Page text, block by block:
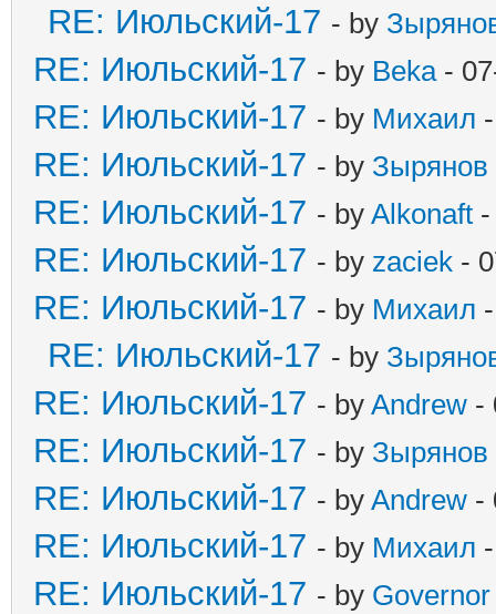
RE: Июльский-17 - by
RE: Июльский-17 - by Beka-
RE: Июльский-17 - by Михаил
RE: Июльский-17 - by Зырянов
RE: Июльский-17 - by Alkonaft
RE: Июльский-17 - by zaciek -
RE: Июльский-17 - by Михаил
RE: Июльский-17 - by
RE: Июльский-17 - by Andrew -
RE: Июльский-17 - by Зырянов
RE: Июльский-17 - by Andrew -
RE: Июльский-17 - by Михаил
RE: Июльский-17 - by Governor